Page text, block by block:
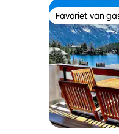
Favoriet van
Favoriet van